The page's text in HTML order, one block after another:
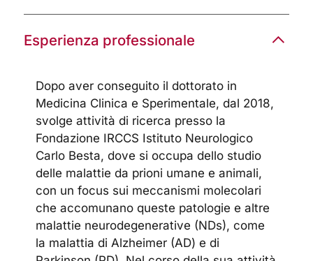
Esperienza professionale
Dopo aver conseguito il dottorato in
Medicina Clinica e Sperimentale, dal 2018,
svolge attività di ricerca presso la
Fondazione IRCCS Istituto Neurologico
Carlo Besta, dove si occupa dello studio
delle malattie da prioni umane e animali,
con un focus sui meccanismi molecolari
che accomunano queste patologie e altre
malattie neurodegenerative (NDs), come
la malattia di Alzheimer (AD) e di